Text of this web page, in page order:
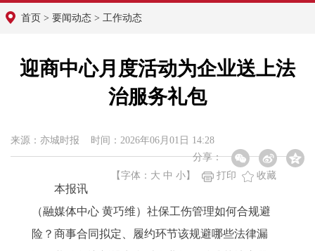
首页 > 要闻动态 > 工作动态
迎商中心月度活动为企业送上法
治服务礼包
来源：亦城时报 时间：2026年06月01日 14:28
分享：
【字体： 大 中 小 】 打印 收藏
本报讯
（融媒体中心 黄巧维）社保工伤管理如何合规避
险？商事合同拟定、履约环节该规避哪些法律漏